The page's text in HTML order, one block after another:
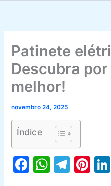
Patinete
Descubra por
melhor!
novembro 24, 2025
Índice
F
W T
Pi